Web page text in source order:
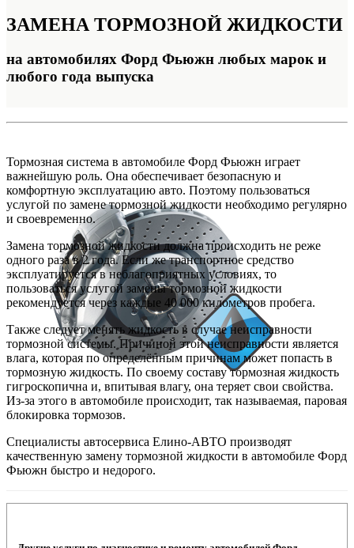
ЗАМЕНА ТОРМОЗНОЙ ЖИДКОСТИ
на автомобилях Форд Фьюжн любых марок и
любого года выпуска
Тормозная система в автомобиле Форд Фьюжн играет
важнейшую роль. Она обеспечивает безопасную и
комфортную эксплуатацию авто. Поэтому пользоваться
услугой по замене тормозной жидкости необходимо регулярно
и своевременно.
Замена тормозной жидкости должна происходить не реже
одного раза в 2 года. Если же транспортное средство
эксплуатируется в неблагоприятных условиях, то
пользоваться услугой замены тормозной жидкости
рекомендуется через каждые 40 000 километров пробега.
Также следует менять жидкость в случае неисправности
тормозной системы. Причиной этой неисправности является
влага, которая по определённым причинам может попасть в
тормозную жидкость. По своему составу тормозная жидкость
гигроскопична и, впитывая влагу, она теряет свои свойства.
Из-за этого в автомобиле происходит, так называемая, паровая
блокировка тормозов.
Специалисты автосервиса Елино-АВТО производят
качественную замену тормозной жидкости в автомобиле Форд
Фьюжн быстро и недорого.